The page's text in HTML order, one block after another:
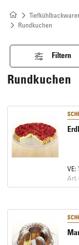
Rundkuchen
Filtern
Rundkuchen
VE: